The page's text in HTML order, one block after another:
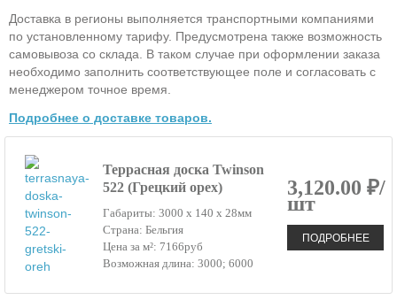
Доставка в регионы выполняется транспортными компаниями
по установленному тарифу. Предусмотрена также возможность
самовывоза со склада. В таком случае при оформлении заказа
необходимо заполнить соответствующее поле и согласовать с
менеджером точное время.
Подробнее о доставке товаров.
Террасная доска Twinson
522 (Грецкий орех)
Габариты: 3000 x 140 x 28мм
Страна: Бельгия
Цена за м²: 7166руб
Возможная длина: 3000; 6000
3,120.00 ₽/
шт
ПОДРОБНЕЕ